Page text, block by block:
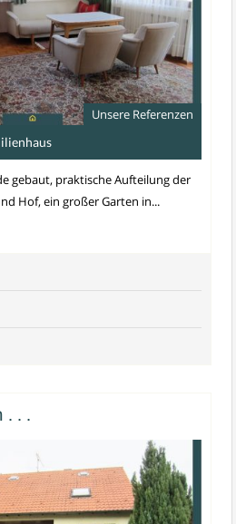
Unsere Referenzen
gebaut, praktische Aufteilung der
Hof, ein großer Garten in...
. . .